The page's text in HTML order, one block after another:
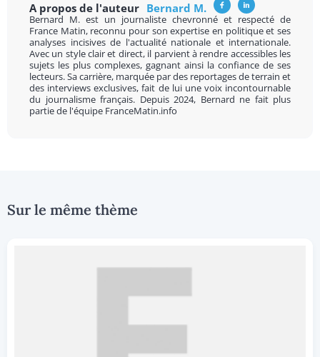
A propos de l'auteur Bernard M.
Bernard M. est un journaliste chevronné et respecté de
France Matin, reconnu pour son expertise en politique et ses
analyses incisives de l'actualité nationale et internationale.
Avec un style clair et direct, il parvient à rendre accessibles les
sujets les plus complexes, gagnant ainsi la confiance de ses
lecteurs. Sa carrière, marquée par des reportages de terrain et
des interviews exclusives, fait de lui une voix incontournable
du journalisme français. Depuis 2024, Bernard ne fait plus
partie de l'équipe FranceMatin.info
Sur le même thème